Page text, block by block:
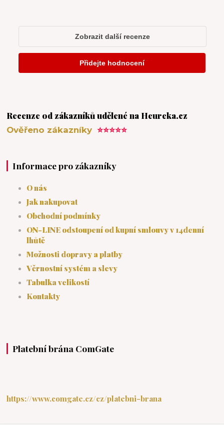
Recenze od zákazníků udělené na Heureka.cz
Ověřeno zákazníky⭐⭐⭐⭐⭐
Informace pro zákazníky
O nás
Jak nakupovat
Obchodní podmínky
ON-LINE odstoupení od kupní smlouvy v 14denní
lhůtě
Možnosti dopravy a platby
Věrnostní systém a slevy
Tabulka velikostí
Kontakty
Platební brána ComGate
https://www.comgate.cz/cz/platebni-brana